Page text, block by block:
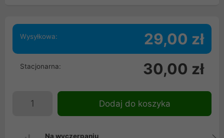
Wysyłkowa: 29,00 zł
Stacjonarna: 30,00 zł
Dodaj do koszyka
Na wyczerpaniu